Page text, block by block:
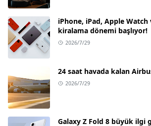
iPhone, iPad, Apple
kiralama dönemi başlıyor!
2026/7/29
24 saat havada kalan
2026/7/29
Galaxy Z Fold 8 büyük ilgi